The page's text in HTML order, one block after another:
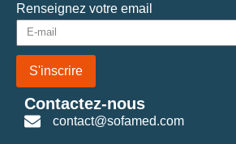
Renseignez votre email
S'inscrire
Contactez-nous
contact@sofamed.com